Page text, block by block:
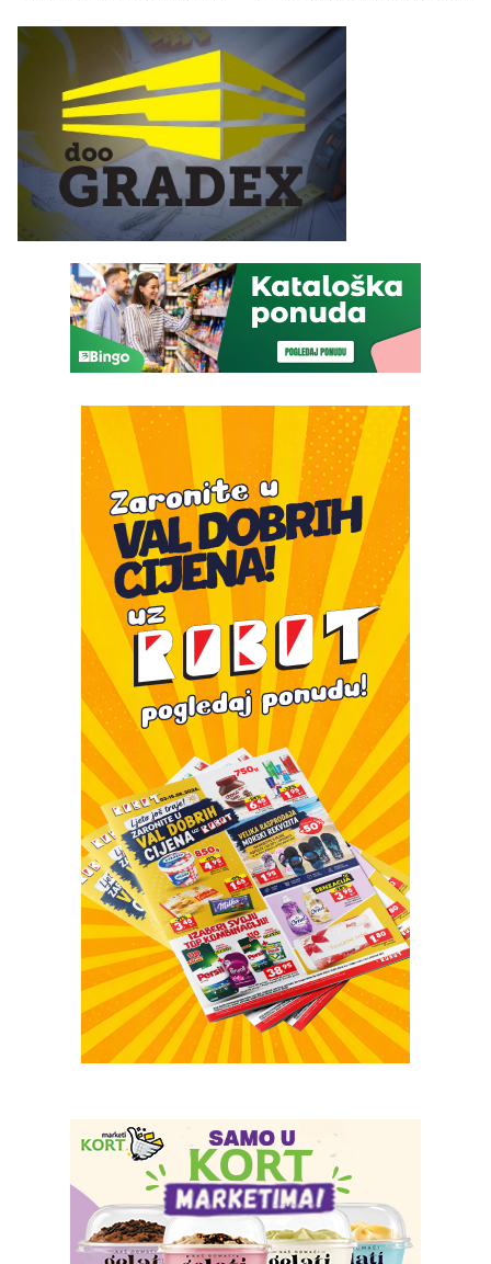
ljeta (FOTO)